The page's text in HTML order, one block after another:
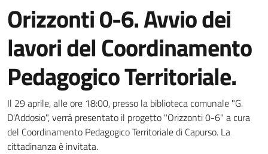
Orizzonti 0-6. Avvio dei
lavori del Coordinamento
Pedagogico Territoriale.
Dettagli della notizia
Il 29 aprile, alle ore 18:00, presso la biblioteca comunale "G.
D'Addosio", verrà presentato il progetto "Orizzonti 0-6" a cura
del Coordinamento Pedagogico Territoriale di Capurso. La
cittadinanza è invitata.